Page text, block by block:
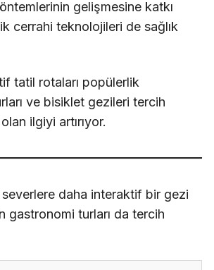
gelişmesine katkı
cerrahi teknolojileri de sağlık
tatil rotaları popülerlik
ve bisiklet gezileri tercih
ilgiyi artırıyor.
daha interaktif bir gezi
gastronomi turları da tercih